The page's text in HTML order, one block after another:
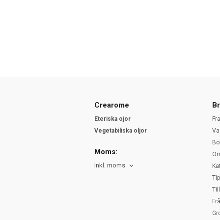
Crearome
Eteriska ojor
Vegetabiliska oljor
Moms:
Inkl. moms